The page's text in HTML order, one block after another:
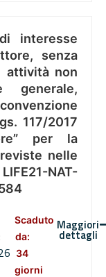
interesse
senza
attività non
generale,
117/2017
per la
nelle
NAT-
Scaduto
da:
34
giorni
Maggiori
dettagli